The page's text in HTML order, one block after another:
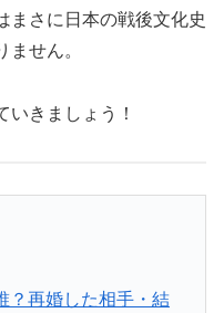
まさに日本の戦後文化史
せん。
いきましょう！
？再婚した相手・結